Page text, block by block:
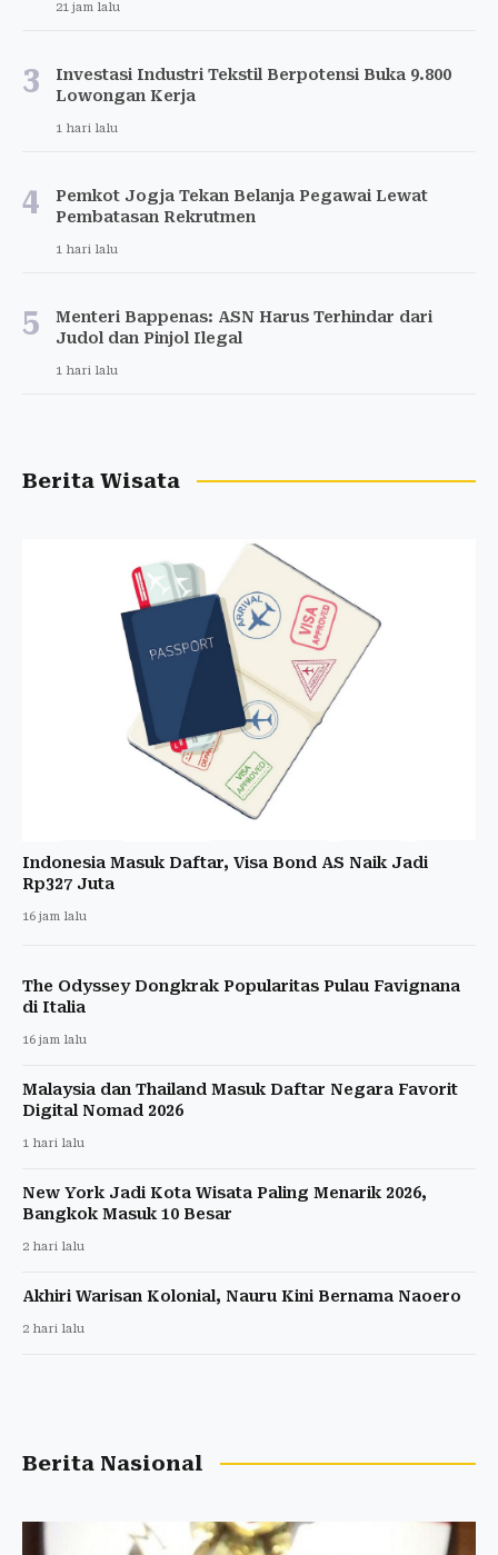
21 jam lalu
3
Investasi Industri Tekstil Berpotensi Buka 9.800
Lowongan Kerja
1 hari lalu
4
Pemkot Jogja Tekan Belanja Pegawai Lewat
Pembatasan Rekrutmen
1 hari lalu
5
Menteri Bappenas: ASN Harus Terhindar dari
Judol dan Pinjol Ilegal
1 hari lalu
Berita Wisata
Indonesia Masuk Daftar, Visa Bond AS Naik Jadi
Rp327 Juta
16 jam lalu
The Odyssey Dongkrak Popularitas Pulau Favignana
di Italia
16 jam lalu
Malaysia dan Thailand Masuk Daftar Negara Favorit
Digital Nomad 2026
1 hari lalu
New York Jadi Kota Wisata Paling Menarik 2026,
Bangkok Masuk 10 Besar
2 hari lalu
Akhiri Warisan Kolonial, Nauru Kini Bernama Naoero
2 hari lalu
Berita Nasional